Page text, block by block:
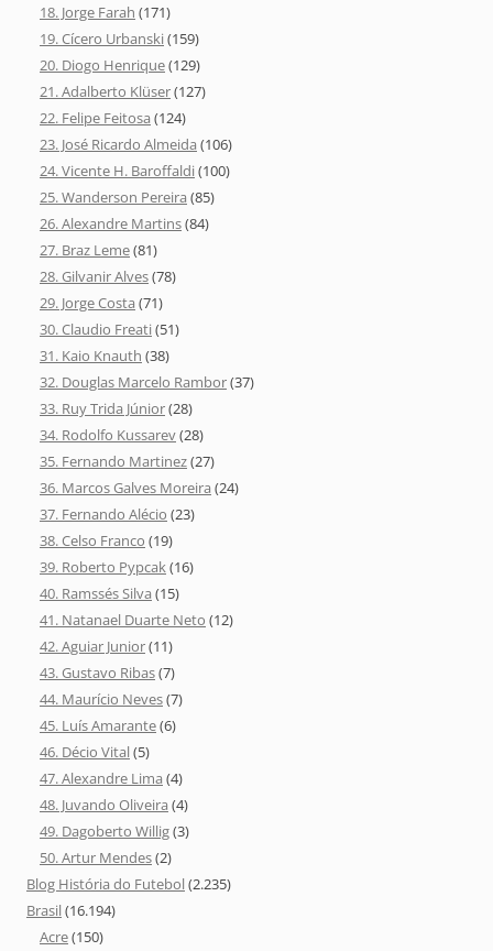
18. Jorge Farah (171)
19. Cícero Urbanski(159)
20. Diogo Henrique(129)
21. Adalberto Klüser(127)
22. Felipe Feitosa (124)
23. José Ricardo Almeida (106)
24. Vicente H. Baroffaldi(100)
25. Wanderson Pereira (85)
26. Alexandre Martins(84)
27. Braz Leme(81)
28. Gilvanir Alves(78)
29. Jorge Costa (71)
30. Claudio Freati(51)
31. Kaio Knauth (38)
32. Douglas Marcelo Rambor(37)
33. Ruy Trida Júnior(28)
34. Rodolfo Kussarev(28)
35. Fernando Martinez(27)
36. Marcos Galves Moreira (24)
37. Fernando Alécio (23)
38. Celso Franco (19)
39. Roberto Pypcak(16)
40. Ramssés Silva (15)
41. Natanael Duarte Neto (12)
42. Aguiar Junior(11)
43. Gustavo Ribas(7)
44. Maurício Neves(7)
45. Luís Amarante(6)
46. Décio Vital(5)
47. Alexandre Lima (4)
48. Juvando Oliveira (4)
49. Dagoberto Willig(3)
50. Artur Mendes(2)
Blog História do Futebol(2.235)
Brasil(16.194)
Acre(150)